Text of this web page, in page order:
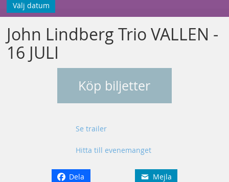
Välj datum
John Lindberg Trio VALLEN -
16 JULI
Köp biljetter
Se trailer
Hitta till evenemanget
Dela Mejla